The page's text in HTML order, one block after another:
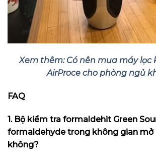
Xem thêm: Có nên mua máy lọc
AirProce cho phòng ngủ
FAQ
1. Bộ kiểm tra formaldehit Green
formaldehyde trong không gian mở
không?